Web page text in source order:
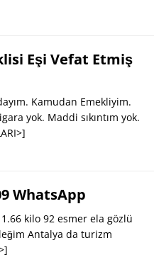
Eşi Vefat Etmiş
Kamudan Emekliyim.
yok. Maddi sıkıntım yok.
WhatsApp
kilo 92 esmer ela gözlü
Antalya da turizm